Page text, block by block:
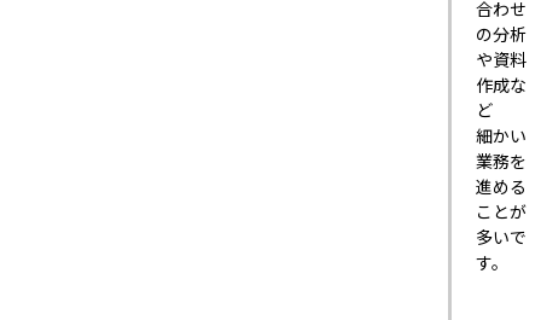
合わせ
の分析
や資料
作成な
ど
細かい
業務を
進める
ことが
多いで
す。